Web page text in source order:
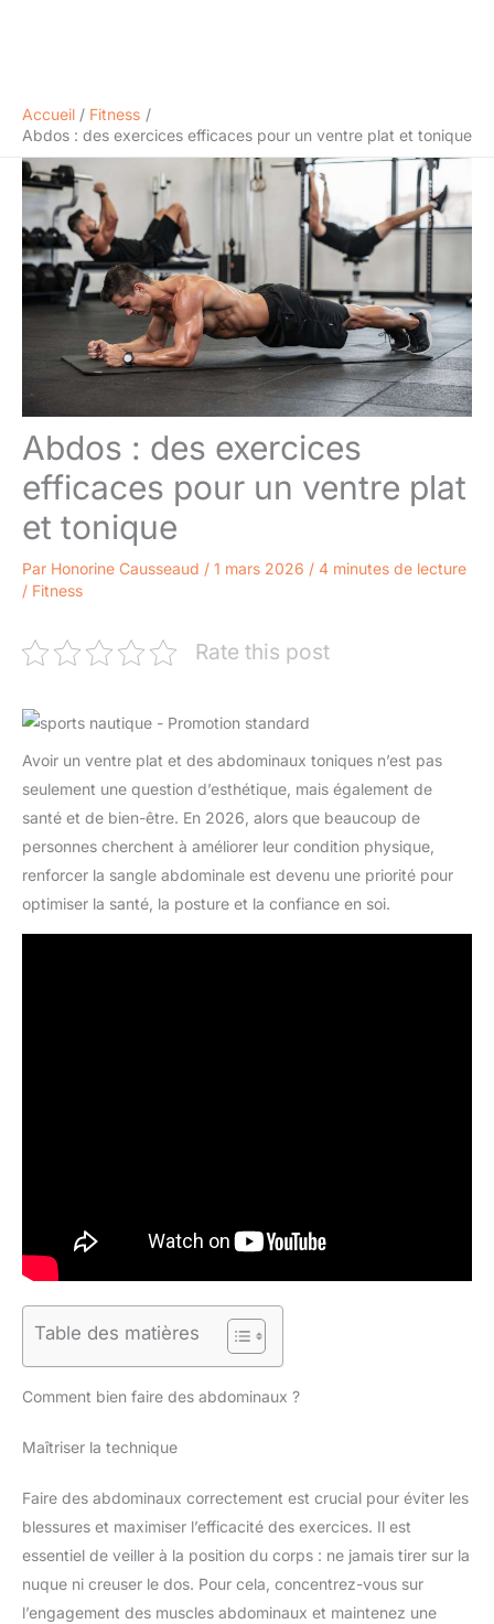
Accueil
Fitness
Abdos : des exercices efficaces pour un ventre plat et tonique
Abdos : des exercices
efficaces pour un ventre plat
et tonique
Par Honorine Causseaud / 1 mars 2026 / 4 minutes de lecture
/ Fitness
Rate this post
Avoir un ventre plat et des abdominaux toniques n’est pas
seulement une question d’esthétique, mais également de
santé et de bien-être. En 2026, alors que beaucoup de
personnes cherchent à améliorer leur condition physique,
renforcer la sangle abdominale est devenu une priorité pour
optimiser la santé, la posture et la confiance en soi.
Table des matières
Comment bien faire des abdominaux ?
Maîtriser la technique
Faire des abdominaux correctement est crucial pour éviter les
blessures et maximiser l’efficacité des exercices. Il est
essentiel de veiller à la position du corps : ne jamais tirer sur la
nuque ni creuser le dos. Pour cela, concentrez-vous sur
l’engagement des muscles abdominaux et maintenez une